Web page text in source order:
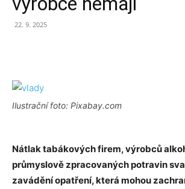
22. 9. 2025
Ilustrační foto: Pixabay.com
Nátlak tabákových firem, výrobců
průmyslově zpracovaných potravin
zavádění opatření, která mohou